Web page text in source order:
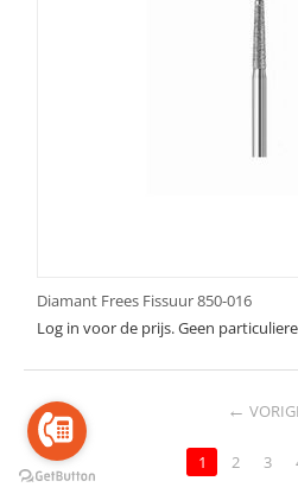
Diamant Frees Fissuur 850-016
Log in voor de prijs. Geen
1 2 3